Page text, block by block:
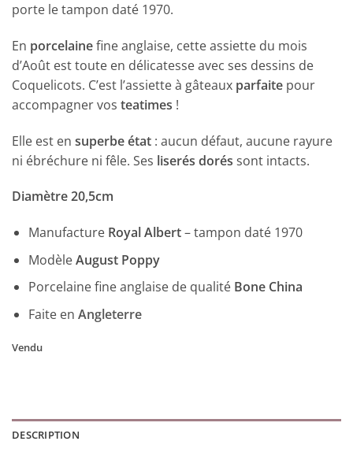
porte le tampon daté 1970.
En porcelainefine anglaise, cette assiette du mois
d’Août est toute en délicatesse avec ses dessins de
Coquelicots. C’est l’assiette à gâteaux parfaite pour
accompagner vos teatimes !
Elle est en superbe état : aucun défaut, aucune rayure
ni ébréchure ni fêle. Ses liserés dorés sont intacts.
Diamètre 20,5cm
Manufacture Royal Albert– tampon daté 1970
ModèleAugust Poppy
Porcelaine fine anglaise de qualité Bone China
Faite en Angleterre
Vendu
DESCRIPTION